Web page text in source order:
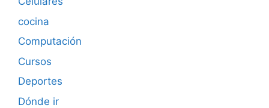
cocina
Computación
Cursos
Deportes
Dónde ir